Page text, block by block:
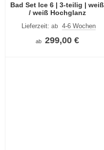
Bad Set Ice 6 | 3-teilig | weiß
/ weiß Hochglanz
Lieferzeit: ab 4-6 Wochen
ab 299,00 €